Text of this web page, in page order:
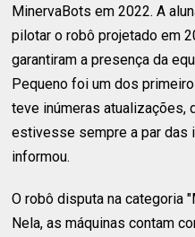
MinervaBots em 2022. A
pilotar o robô projetado em
garantiram a presença da
Pequeno foi um dos
teve inúmeras atualizações,
estivesse sempre a par das
informou.
O robô disputa na categoria
Nela, as máquinas contam